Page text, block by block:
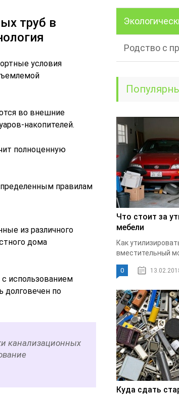
труб в
условия
во внешние
накопителей.
полноценную
правилам
из различного
дома
использованием
долговечен по
канализационных
Родство с
Что стоит за
мебели
Как
вместительный
0
Куда сдать